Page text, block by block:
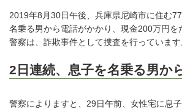
2019年8月30日午後、兵庫県尼崎市に住む
名乗る男から電話がかかり、現金200万円を
警察は、詐欺事件として捜査を行っています
2日連続、息子を名乗る男か
警察によりますと、29日午前、女性宅に息